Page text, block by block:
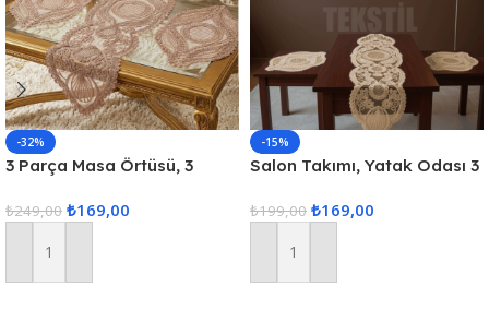
-32%
3 Parça Masa Örtüsü, 3
Dantelli 3 Parça Oda Takımı
₺249,00 ₺169,00
Sepete Ekle
-15%
Salon Takımı, Yatak Odası 3
Örtüsü 3 Parça Oda Takımı
₺199,00 ₺169,00
Sepete Ekle